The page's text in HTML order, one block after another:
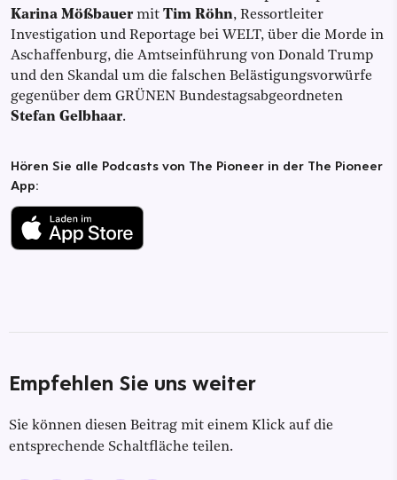
Karina Mößbauermit Tim Röhn, Ressortleiter
Investigation und Reportage bei WELT, über die Morde in
Aschaffenburg, die Amtseinführung von Donald Trump
und den Skandal um die falschen Belästigungsvorwürfe
gegenüber dem GRÜNEN Bundestagsabgeordneten
Stefan Gelbhaar.
Hören Sie alle Podcasts von The Pioneer in der The Pioneer
App:
Empfehlen Sie uns weiter
Sie können diesen Beitrag mit einem Klick auf die
entsprechende Schaltfläche teilen.